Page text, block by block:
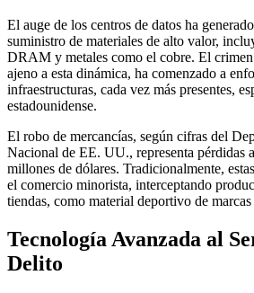
El auge de los centros de datos ha
suministro de materiales de alto valor,
DRAM y metales como el cobre. El
ajeno a esta dinámica, ha comenzado a
infraestructuras, cada vez más presentes,
estadounidense.
El robo de mercancías, según cifras del
Nacional de EE. UU., representa pérdidas
millones de dólares. Tradicionalmente,
el comercio minorista, interceptando
tiendas, como material deportivo de
Tecnología Avanzada al
Delito